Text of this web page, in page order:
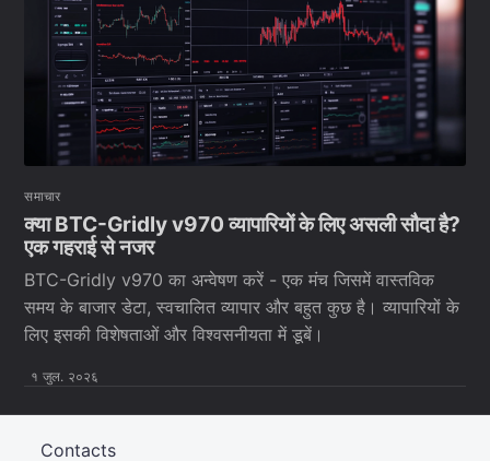
समाचार
क्या BTC-Gridly v970 व्यापारियों के लिए असली सौदा है?
एक गहराई से नजर
BTC-Gridly v970 का अन्वेषण करें - एक मंच जिसमें वास्तविक
समय के बाजार डेटा, स्वचालित व्यापार और बहुत कुछ है। व्यापारियों के
लिए इसकी विशेषताओं और विश्वसनीयता में डूबें।
१ जुल. २०२६
Contacts